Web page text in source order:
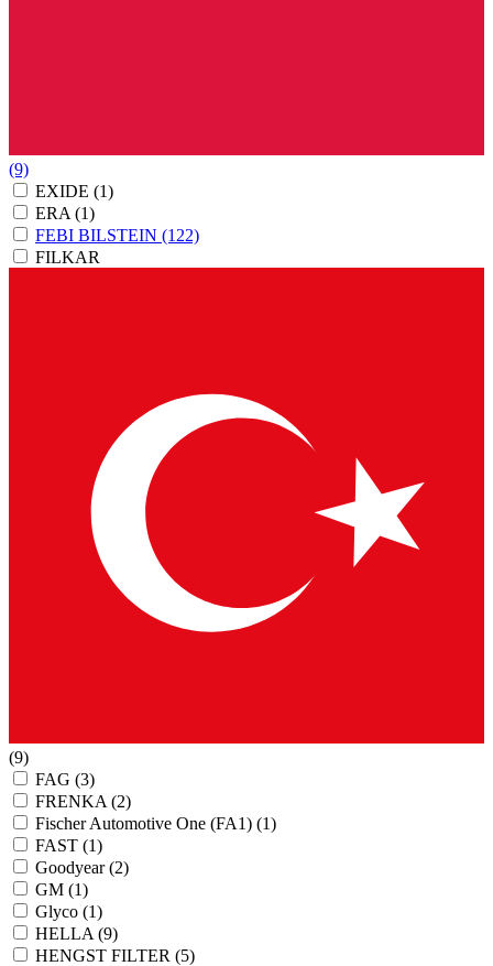
(9)
EXIDE (1)
ERA (1)
FEBI BILSTEIN (122)
FILKAR
(9)
FAG (3)
FRENKA (2)
Fischer Automotive One (FA1) (1)
FAST (1)
Goodyear(2)
GM (1)
Glyco (1)
HELLA (9)
HENGST FILTER (5)